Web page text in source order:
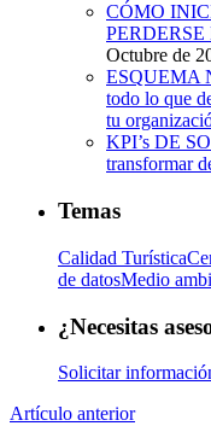
CÓMO
Octubre de
ESQUEMA
todo lo que
tu
KPI’s DE
transformar
Temas
Calidad Turística
de datosMedio
¿Necesitas
Solicitar
Artículo anterior